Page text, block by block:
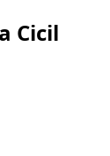
Cicil